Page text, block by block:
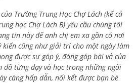
Trường Trung Học Chợ Lách (kể cả
học Chợ Lách B) yêu cầu chúng tôi
tin này để anh chị em xa gần có nơi
cũng như giải trí cho một ngày làm
được sự góp ý, đóng góp bài vở của
đã từng dạy và học trong những ngôi
càng hấp dẫn, nối kết được bạn bè